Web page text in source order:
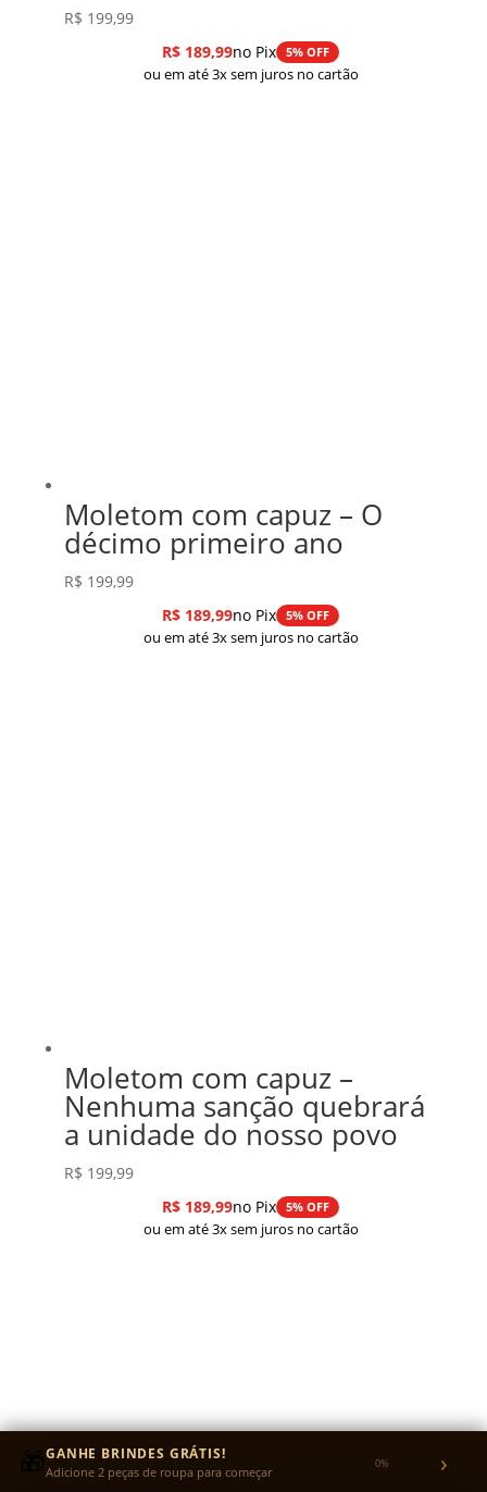
R$ 199,99
R$ 189,99no Pix 5% OFF
ou em até 3x sem juros no cartão
Moletom com capuz – O
décimo primeiro ano
R$ 199,99
R$ 189,99no Pix 5% OFF
ou em até 3x sem juros no cartão
Moletom com capuz –
Nenhuma sanção quebrará
a unidade do nosso povo
R$ 199,99
R$ 189,99no Pix 5% OFF
ou em até 3x sem juros no cartão
🎁GANHE BRINDES GRÁTIS!
Adicione 2 peças de roupa para começar 0% ›